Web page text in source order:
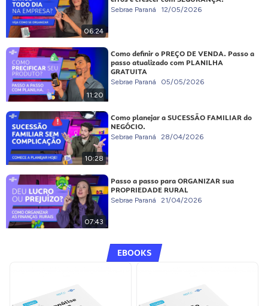
06:24
Sebrae Paraná 12/05/2026
11:20
Como definir o PREÇO DE VENDA. Passo a
passo atualizado com PLANILHA
GRATUITA
Sebrae Paraná 05/05/2026
10:28
Como planejar a SUCESSÃO FAMILIAR do
NEGÓCIO.
Sebrae Paraná 28/04/2026
07:43
Passo a passo para ORGANIZAR sua
PROPRIEDADE RURAL
Sebrae Paraná 21/04/2026
EBOOKS